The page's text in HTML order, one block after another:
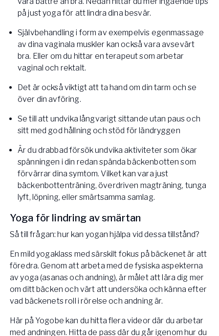
på just yoga för att lindra dina besvär.
Självbehandling i form av exempelvis egenmassage
av dina vaginala muskler kan också vara avsevärt
bra. Eller om du hittar en terapeut som arbetar
vaginal och rektalt.
Det är också viktigt att ta hand om din tarm och se
över din avföring.
Se till att undvika långvarigt sittande utan paus och
sitt med god hållning och stöd för ländryggen
Är du drabbad försök undvika aktiviteter som ökar
spänningen i din redan spända bäckenbotten som
förvärrar dina symtom. Vilket kan vara just
bäckenbottenträning, överdriven magträning, tunga
lyft, löpning, eller smärtsamma samlag.
Yoga för lindring av smärtan
Så till frågan: hur kan yogan hjälpa vid dessa tillstånd?
En mild yogaklass med särskilt fokus på bäckenet är att
föredra. Genom att arbeta med de fysiska aspekterna
av yoga (asanas och andning), är målet att lära dig mer
om ditt bäcken och värt att undersöka och känna efter
vad bäckenets roll i rörelse och andning är.
Här på Yogobe kan du hitta flera videor där du arbetar
med andningen. Hitta de pass där du går igenom hur du